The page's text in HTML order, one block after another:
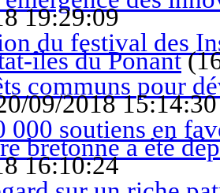
19:29:09
du festival des
îles du Ponant(
communs pour
09/2018 15:14:30
000 soutiens en
bretonne a été
16:10:24